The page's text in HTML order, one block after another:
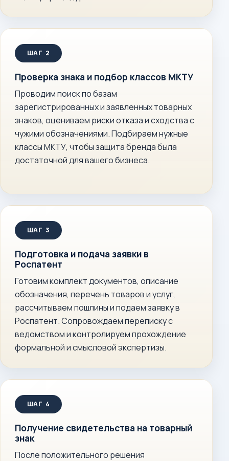
Проверка знака и подбор классов МКТУ
Проводим поиск по базам
зарегистрированных и заявленных товарных
знаков, оцениваем риски отказа и сходства с
чужими обозначениями. Подбираем нужные
классы МКТУ, чтобы защита бренда была
достаточной для вашего бизнеса.
Подготовка и подача заявки в
Роспатент
Готовим комплект документов, описание
обозначения, перечень товаров и услуг,
рассчитываем пошлины и подаем заявку в
Роспатент. Сопровождаем переписку с
ведомством и контролируем прохождение
формальной и смысловой экспертизы.
Получение свидетельства на товарный
знак
После положительного решения